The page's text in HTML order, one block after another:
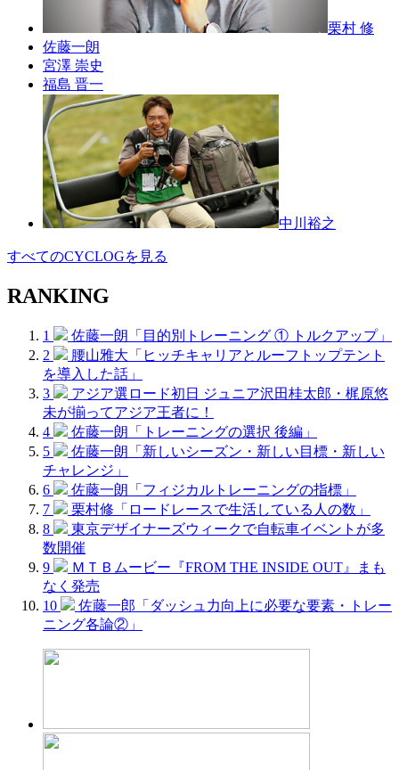
栗村 修
佐藤一朗
宮澤 崇史
福島 晋一
中川裕之
すべてのCYCLOGを見る
RANKING
1
佐藤一朗「目的別トレーニング ① トルクアップ」
2
腰山雅大「ヒッチキャリアとルーフトップテント
を導入した話」
3
アジア選ロード初日 ジュニア沢田桂太郎・梶原悠
未が揃ってアジア王者に！
4
佐藤一朗「トレーニングの選択 後編」
5
佐藤一朗「新しいシーズン・新しい目標・新しい
チャレンジ」
6
佐藤一朗「フィジカルトレーニングの指標」
7
栗村修「ロードレースで生活している人の数」
8
東京デザイナーズウィークで自転車イベントが多
数開催
9
ＭＴＢムービー『FROM THE INSIDE OUT』まも
なく発売
10
佐藤一郎「ダッシュ力向上に必要な要素・トレー
ニング各論②」